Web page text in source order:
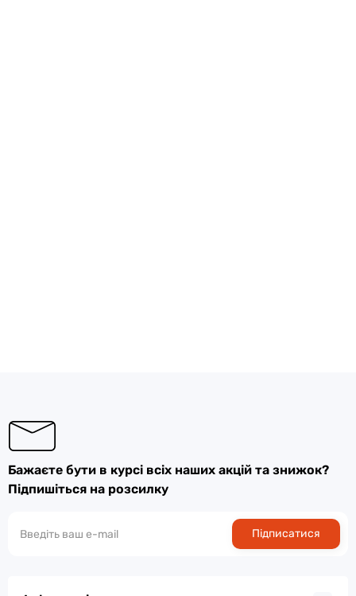
Бажаєте бути в курсі всіх наших акцій та знижок?
Підпишіться на розсилку
Підписатися